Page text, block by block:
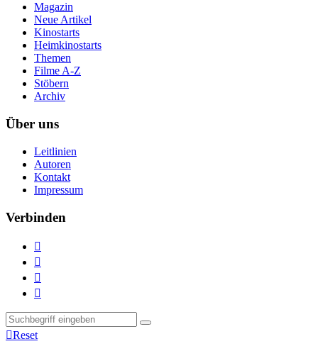
Magazin
Neue Artikel
Kinostarts
Heimkinostarts
Themen
Filme A-Z
Stöbern
Archiv
Über uns
Leitlinien
Autoren
Kontakt
Impressum
Verbinden




Reset